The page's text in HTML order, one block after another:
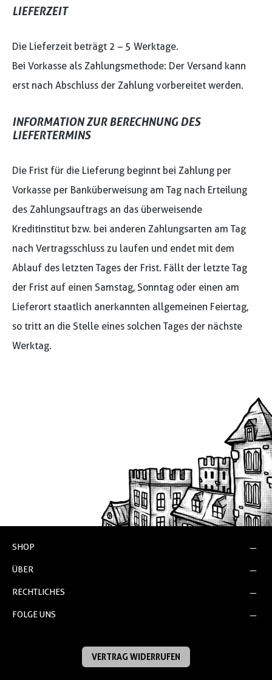
LIEFERZEIT
Die Lieferzeit beträgt 2 – 5 Werktage.
Bei Vorkasse als Zahlungsmethode: Der Versand kann
erst nach Abschluss der Zahlung vorbereitet werden.
INFORMATION ZUR BERECHNUNG DES
LIEFERTERMINS
Die Frist für die Lieferung beginnt bei Zahlung per
Vorkasse per Banküberweisung am Tag nach Erteilung
des Zahlungsauftrags an das überweisende
Kreditinstitut bzw. bei anderen Zahlungsarten am Tag
nach Vertragsschluss zu laufen und endet mit dem
Ablauf des letzten Tages der Frist. Fällt der letzte Tag
der Frist auf einen Samstag, Sonntag oder einen am
Lieferort staatlich anerkannten allgemeinen Feiertag,
so tritt an die Stelle eines solchen Tages der nächste
Werktag.
SHOP
ÜBER
RECHTLICHES
FOLGE UNS
VERTRAG WIDERRUFEN